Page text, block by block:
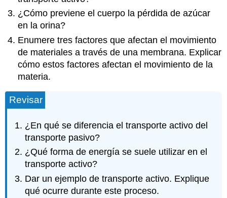
¿Cómo previene el cuerpo la pérdida de azúcar
en la orina?
Enumere tres factores que afectan el movimiento
de materiales a través de una membrana. Explicar
cómo estos factores afectan el movimiento de la
materia.
Revisar
¿En qué se diferencia el transporte activo del
transporte pasivo?
¿Qué forma de energía se suele utilizar en el
transporte activo?
Dar un ejemplo de transporte activo. Explique
qué ocurre durante este proceso.